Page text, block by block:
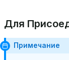
Для
Примечание